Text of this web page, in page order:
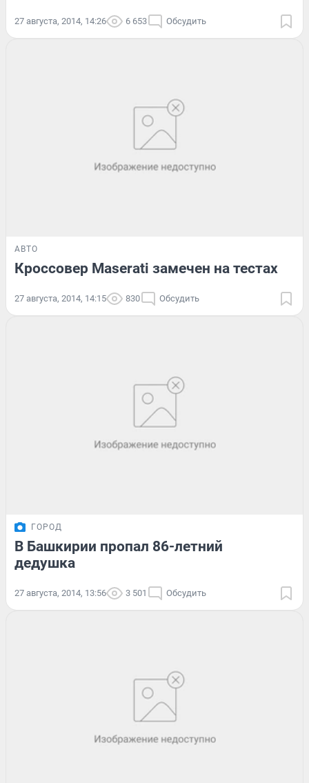
27 августа, 2014, 14:26 6 653 Обсудить
АВТО
Кроссовер Maserati замечен на тестах
27 августа, 2014, 14:15 830 Обсудить
ГОРОД
В Башкирии пропал 86-летний
дедушка
27 августа, 2014, 13:56 3 501 Обсудить